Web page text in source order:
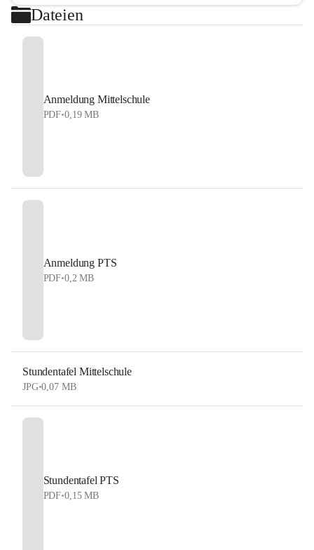
Dateien
Anmeldung Mittelschule
PDF•0,19 MB
Anmeldung PTS
PDF•0,2 MB
Stundentafel Mittelschule
JPG•0,07 MB
Stundentafel PTS
PDF•0,15 MB